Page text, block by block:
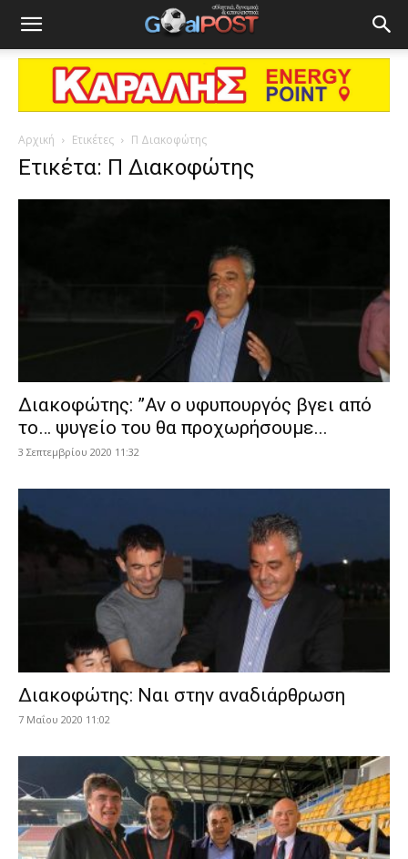
Αρχική Ετικέτες Π Διακοφώτης
Ετικέτα: Π Διακοφώτης
Διακοφώτης: ”Αν ο υφυπουργός βγει από
το… ψυγείο του θα προχωρήσουμε...
3 Σεπτεμβρίου 2020 11:32
Διακοφώτης: Ναι στην αναδιάρθρωση
7 Μαΐου 2020 11:02